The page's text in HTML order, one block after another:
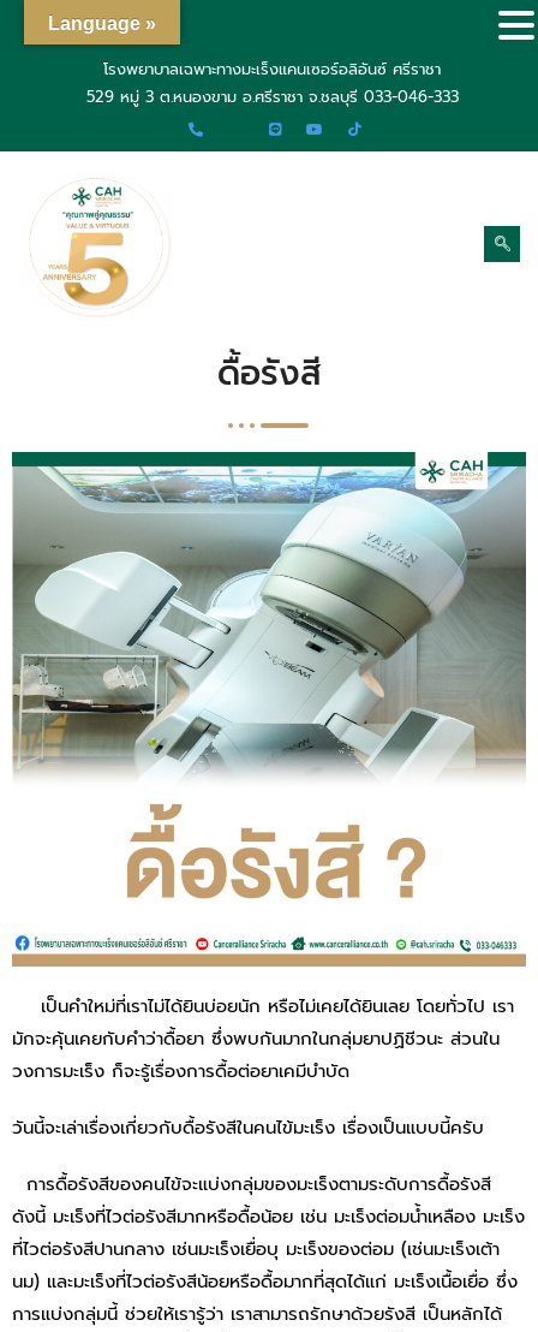
โรงพยาบาลเฉพาะทางมะเร็งแคนเซอร์อลิอันซ์ ศรีราชา
529 หมู่ 3 ต.หนองขาม อ.ศรีราชา จ.ชลบุรี 033-046-333
ดื้อรังสี
เป็นคำใหม่ที่เราไม่ได้ยินบ่อยนัก หรือไม่เคยได้ยินเลย โดยทั่วไป เรา
มักจะคุ้นเคยกับคำว่าดื้อยา ซึ่งพบกันมากในกลุ่มยาปฏิชีวนะ ส่วนใน
วงการมะเร็ง ก็จะรู้เรื่องการดื้อต่อยาเคมีบำบัด
วันนี้จะเล่าเรื่องเกี่ยวกับดื้อรังสีในคนไข้มะเร็ง เรื่องเป็นแบบนี้ครับ
การดื้อรังสีของคนไข้จะแบ่งกลุ่มของมะเร็งตามระดับการดื้อรังสี
ดังนี้ มะเร็งที่ไวต่อรังสีมากหรือดื้อน้อย เช่น มะเร็งต่อมน้ำเหลือง มะเร็ง
ที่ไวต่อรังสีปานกลาง เช่นมะเร็งเยื่อบุ มะเร็งของต่อม (เช่นมะเร็งเต้า
นม) และมะเร็งที่ไวต่อรังสีน้อยหรือดื้อมากที่สุดได้แก่ มะเร็งเนื้อเยื่อ ซึ่ง
การแบ่งกลุ่มนี้ ช่วยให้เรารู้ว่า เราสามารถรักษาด้วยรังสี เป็นหลักได้
Language »